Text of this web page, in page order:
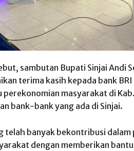
sambutan Bupati Sinjai Andi
terima kasih kepada bank
masyarakat di
bank-bank yang ada di Sinjai.
telah banyak bekontribusi
dengan memberikan